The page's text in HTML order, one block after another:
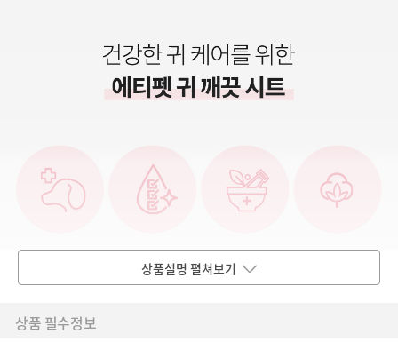
상품설명 펼쳐보기
상품 필수정보